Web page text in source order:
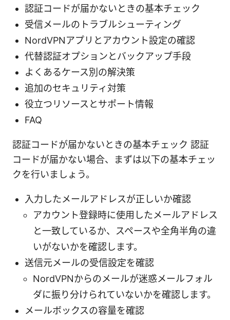
認証コードが届かないときの基本チェック
受信メールのトラブルシューティング
NordVPNアプリとアカウント設定の確認
代替認証オプションとバックアップ手段
よくあるケース別の解決策
追加のセキュリティ対策
役立つリソースとサポート情報
FAQ
認証コードが届かないときの基本チェック 認証
コードが届かない場合、まずは以下の基本チェッ
クを行いましょう。
入力したメールアドレスが正しいか確認
アカウント登録時に使用したメールアドレス
と一致しているか、スペースや全角半角の違
いがないかを確認します。
送信元メールの受信設定を確認
NordVPNからのメールが迷惑メールフォル
ダに振り分けられていないかを確認します。
メールボックスの容量を確認